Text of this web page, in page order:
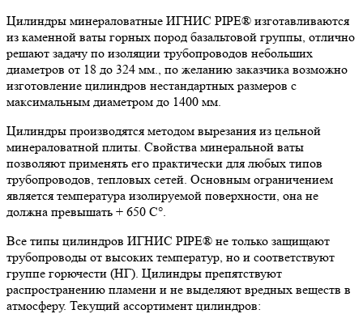
Цилиндры минераловатные ИГНИС PIPE® изготавливаются
из каменной ваты горных пород базальтовой группы, отлично
решают задачу по изоляции трубопроводов небольших
диаметров от 18 до 324 мм., по желанию заказчика возможно
изготовление цилиндров нестандартных размеров с
максимальным диаметром до 1400 мм.
Цилиндры производятся методом вырезания из цельной
минераловатной плиты. Свойства минеральной ваты
позволяют применять его практически для любых типов
трубопроводов, тепловых сетей. Основным ограничением
является температура изолируемой поверхности, она не
должна превышать + 650 C°.
Все типы цилиндров ИГНИС PIPE® не только защищают
трубопроводы от высоких температур, но и соответствуют
группе горючести (НГ). Цилиндры препятствуют
распространению пламени и не выделяют вредных веществ в
атмосферу. Текущий ассортимент цилиндров: